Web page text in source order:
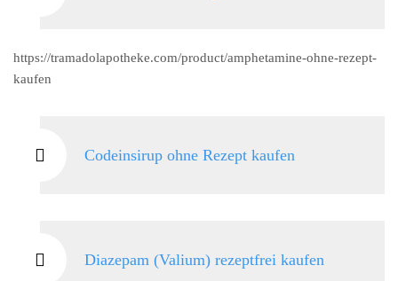
https://tramadolapotheke.com/product/amphetamine-ohne-rezept-
kaufen
Codeinsirup ohne Rezept kaufen
Diazepam (Valium) rezeptfrei kaufen